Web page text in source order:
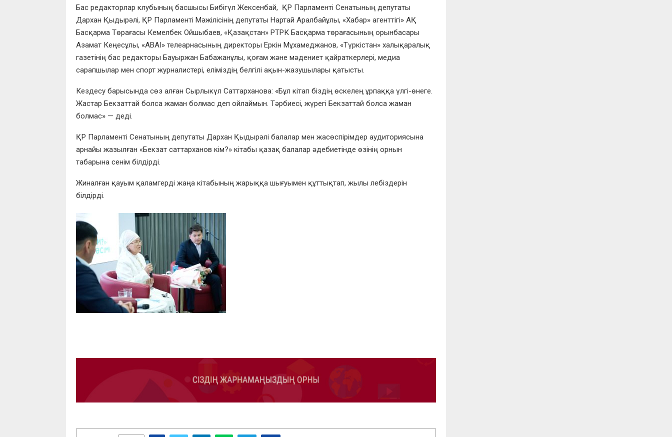
Бас редакторлар клубының басшысы Бибігүл Жексенбай, ҚР Парламенті Сенатының депутаты
Дархан Қыдырәлі, ҚР Парламенті Мәжілісінің депутаты Нартай Аралбайұлы, «Хабар» агенттігі» АҚ
Басқарма Төрағасы Кемелбек Ойшыбаев, «Қазақстан» РТРК Басқарма төрағасының орынбасары
Азамат Кеңесұлы, «ABAI» телеарнасының директоры Еркін Мұхамеджанов, «Түркістан» халықаралық
газетінің бас редакторы Бауыржан Бабажанұлы, қоғам және мәдениет қайраткерлері, медиа
сарапшылар мен спорт журналистері, еліміздің белгілі ақын-жазушылары қатысты.
Кездесу барысында сөз алған Сырлыкүл Саттарханова: «Бұл кітап біздің өскелең ұрпаққа үлгі-өнеге.
Жастар Бекзаттай болса жаман болмас деп ойлаймын. Тәрбиесі, жүрегі Бекзаттай болса жаман
болмас» — деді.
ҚР Парламенті Сенатының депутаты Дархан Қыдырәлі балалар мен жасөспірімдер аудиториясына
арнайы жазылған «Бекзат саттарханов кім?» кітабы қазақ балалар әдебиетінде өзінің орнын
табарына сенім білдірді.
Жиналған қауым қаламгерді жаңа кітабының жарыққа шығуымен құттықтап, жылы лебіздерін
білдірді.